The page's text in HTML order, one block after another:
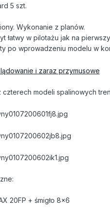
5 szt.
Wykonanie z planów.
łatwy w pilotażu jak na
po wprowadzeniu modelu w
i zaraz przymusowe
czterech modeli spalinowych
20FP + śmigło 8x6